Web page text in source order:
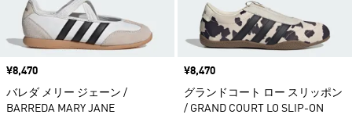
価格
¥8,470
バレダ メリー ジェーン /
BARREDA MARY JANE
価格
¥8,470
グランドコート ロー スリッポン
/ GRAND COURT LO SLIP-ON